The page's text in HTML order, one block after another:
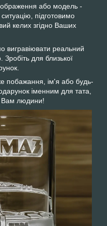
або модель -
підготовимо
келих згідно Ваших
вигравіювати реальний
для близької
побажання, ім'я або будь-
іменним для тата,
Вам людини!